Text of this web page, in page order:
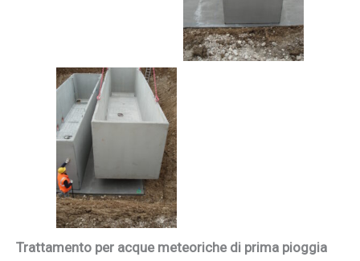
Trattamento per acque meteoriche di prima pioggia